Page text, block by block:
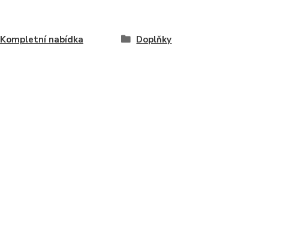
Kompletní nabídka
Doplňky